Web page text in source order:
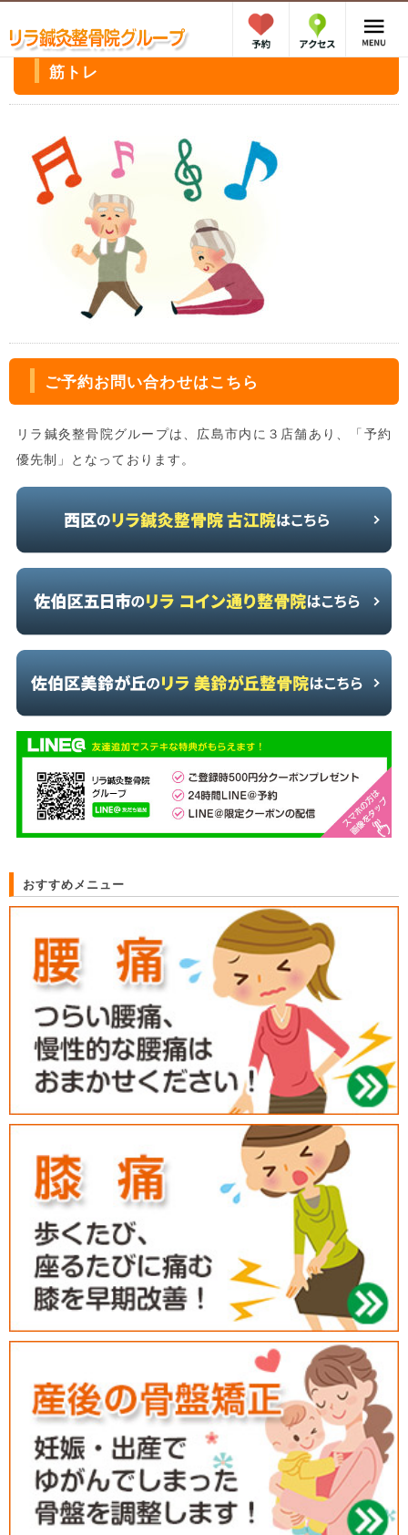
筋トレ
ご予約お問い合わせはこちら
リラ鍼灸整骨院グループは、広島市内に３店舗あり、「予約
優先制」となっております。
おすすめメニュー